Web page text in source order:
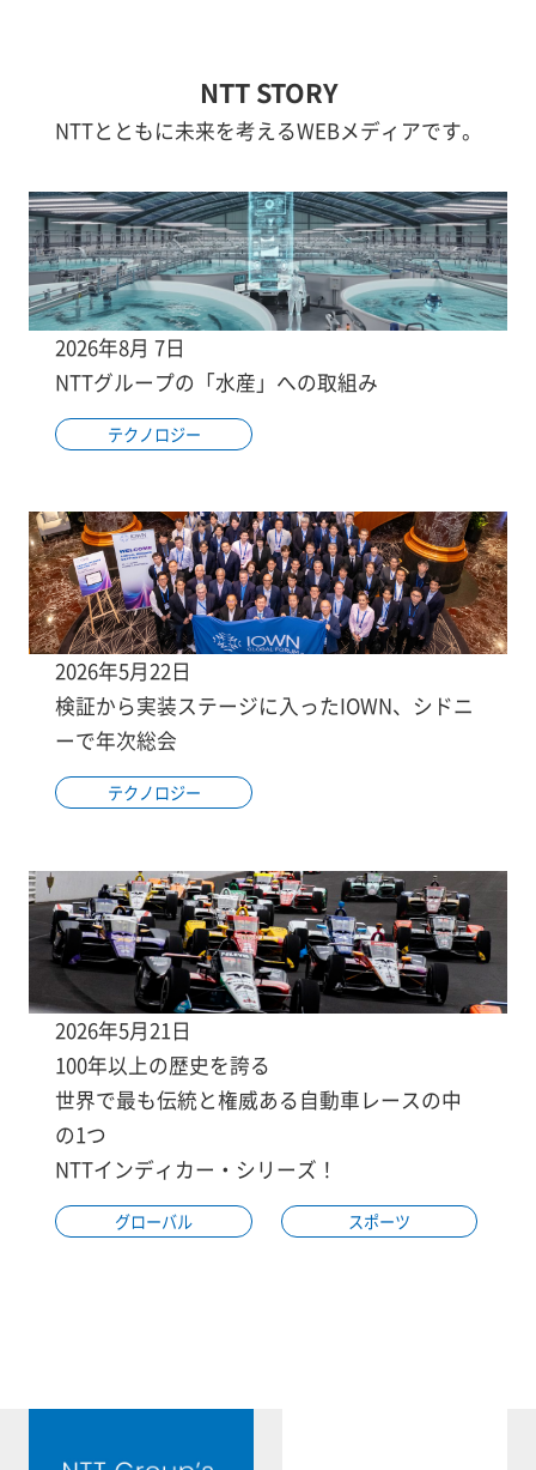
NTT STORY
NTTとともに未来を考えるWEBメディアです。
2026年8月 7日
NTTグループの「水産」への取組み
テクノロジー
2026年5月22日
検証から実装ステージに入ったIOWN、シドニ
ーで年次総会
テクノロジー
2026年5月21日
100年以上の歴史を誇る
世界で最も伝統と権威ある自動車レースの中
の1つ
NTTインディカー・シリーズ！
グローバル スポーツ